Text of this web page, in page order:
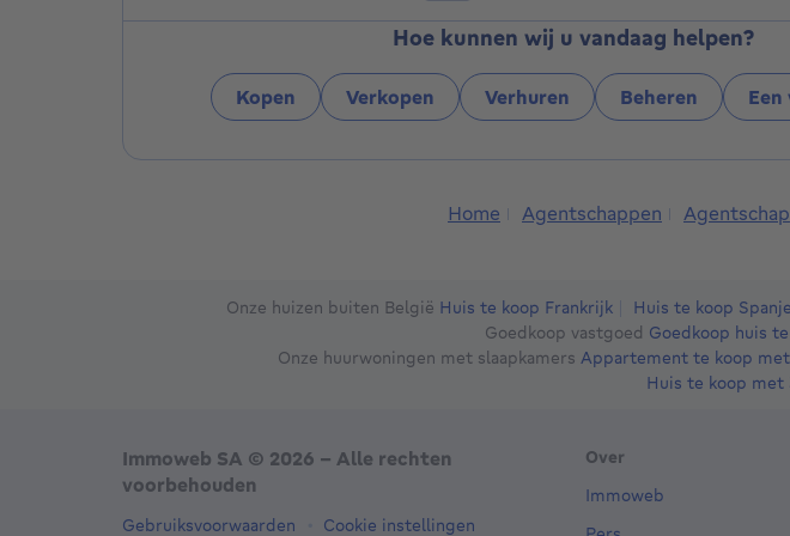
Hoe kunnen wij u vandaag helpen?
Kopen Verkopen Verhuren Beheren
Home Agentschappen
Onze huizen buiten België Huis te koop Frankrijk Huis te koop Spanje
Goedkoop vastgoed Goedkoop huis
Onze huurwoningen met slaapkamers Appartement te koop
Huis te koop met
Over
Immoweb
Immoweb SA © 2026 - Alle rechten
voorbehouden
Gebruiksvoorwaarden Cookie instellingen